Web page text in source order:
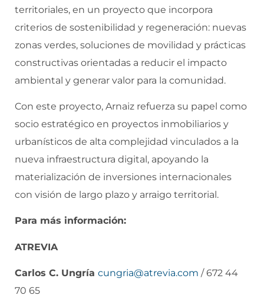
territoriales, en un proyecto que incorpora
criterios de sostenibilidad y regeneración: nuevas
zonas verdes, soluciones de movilidad y prácticas
constructivas orientadas a reducir el impacto
ambiental y generar valor para la comunidad.
Con este proyecto, Arnaiz refuerza su papel como
socio estratégico en proyectos inmobiliarios y
urbanísticos de alta complejidad vinculados a la
nueva infraestructura digital, apoyando la
materialización de inversiones internacionales
con visión de largo plazo y arraigo territorial.
Para más información:
ATREVIA
Carlos C. Ungría cungria@atrevia.com / 672 44
70 65